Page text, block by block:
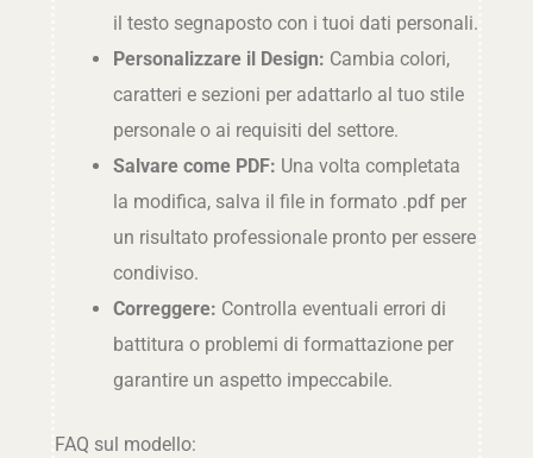
il testo segnaposto con i tuoi dati personali.
Personalizzare il Design: Cambia colori,
caratteri e sezioni per adattarlo al tuo stile
personale o ai requisiti del settore.
Salvare come PDF: Una volta completata
la modifica, salva il file in formato .pdf per
un risultato professionale pronto per essere
condiviso.
Correggere: Controlla eventuali errori di
battitura o problemi di formattazione per
garantire un aspetto impeccabile.
FAQ sul modello: